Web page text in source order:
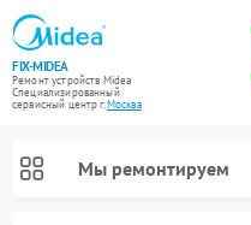
FIX-MIDEA
Ремонт устройств Midea
Специализированный
cервисный центр г.Москва
Мы ремонтируем